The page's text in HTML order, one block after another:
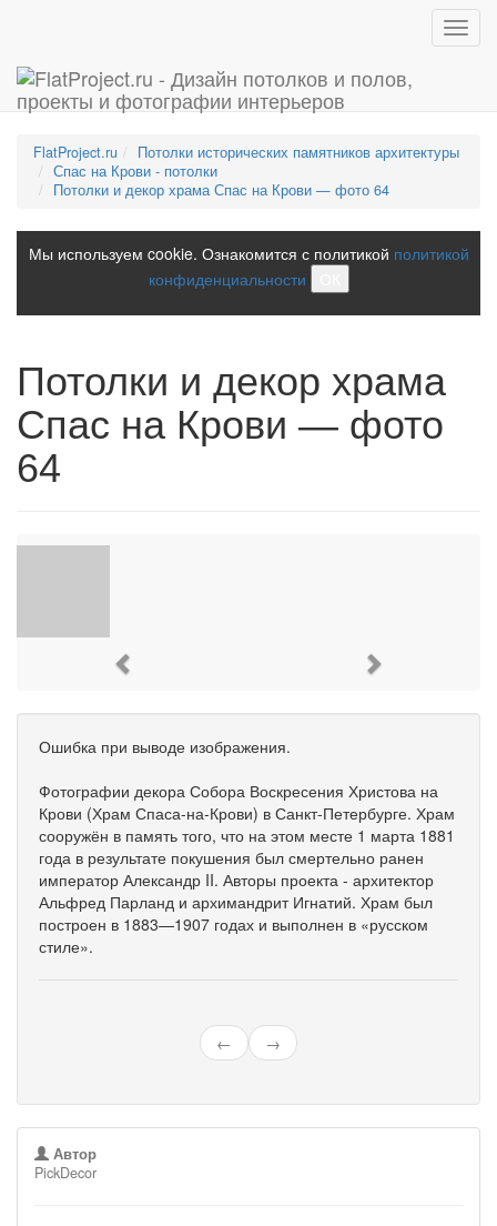
FlatProject.ru
Потолки исторических памятников архитектуры
Спас на Крови - потолки
Потолки и декор храма Спас на Крови — фото 64
Мы используем cookie. Ознакомится с политикой политикой
конфиденциальности
Потолки и декор храма
Спас на Крови — фото
64
Ошибка при выводе изображения.
Фотографии декора Собора Воскресения Христова на
Крови (Храм Спаса-на-Крови) в Санкт-Петербурге. Храм
сооружён в память того, что на этом месте 1 марта 1881
года в результате покушения был смертельно ранен
император Александр II. Авторы проекта - архитектор
Альфред Парланд и архимандрит Игнатий. Храм был
построен в 1883—1907 годах и выполнен в «русском
стиле».
← →
Автор
PickDecor